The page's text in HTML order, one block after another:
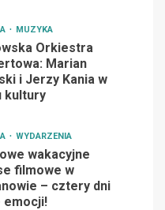
MUZYKA
Orkiestra
Marian
i Jerzy Kania w
kultury
WYDARZENIA
wakacyjne
filmowe w
– cztery dni
emocji!